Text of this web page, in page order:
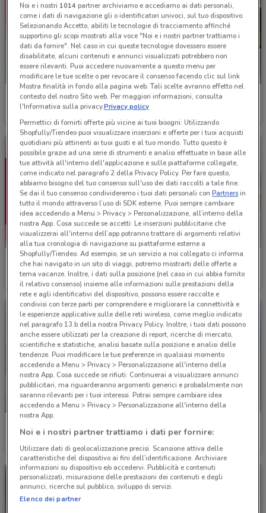
Buffetti Divani & Divani
Thun
Scade il 18/08 1.7 km
Kasanova
Scade il 27/08
-5 GIORNI
Kasanova
Scade giovedì 1.9 km
Permaflex
Scade il 19/08
Noi e i nostri 1014partner archiviamo e accediamo ai dati personali,
come i dati di navigazione gli o identificatori univoci, sul tuo dispositivo.
Selezionando Accetto, abiliti le tecnologie di tracciamento affinché
supportino gli scopi mostrati alla voce "Noi e i nostri partner trattiamo i
dati da fornire". Nel caso in cui queste tecnologie dovessero essere
disabilitate, alcuni contenuti e annunci visualizzati potrebbero non
essere rilevanti. Puoi accedere nuovamente a questo menu per
modificare le tue scelte o per revocare il consenso facendo clic sul link
Mostra finalità in fondo alla pagina web. Tali scelte avranno effetto nel
contesto del nostro Sito web. Per maggiori informazioni, consulta
l'Informativa sulla privacy.Privacy policy
Permettici di fornirti offerte più vicine ai tuoi bisogni: Utilizzando
Shopfully/Tiendeo puoi visualizzare inserzioni e offerte per i tuoi acquisti
quotidiani più attinenti ai tuoi gusti e al tuo mondo. Tutto questo è
possibile grazie ad una serie di strumenti e analisi effettuate in base alle
tue attività all'interno dell'applicazione e sulle piattaforme collegate,
come indicato nel paragrafo 2 della Privacy Policy. Per fare questo,
abbiamo bisogno del tuo consenso sull'uso dei dati raccolti a tale fine.
Se dai il tuo consenso condivideremo i tuoi dati personali conPartnersin
tutto il mondo attraverso l’uso di SDK esterne. Puoi sempre cambiare
idea accedendo a Menu > Privacy > Personalizzazione, all’interno della
nostra App. Cosa succede se accetti: Le inserzioni pubblicitarie che
visualizzerai all'interno dell’app potranno trattare di argomenti relativi
alla tua cronologia di navigazione su piattaforme esterne a
Shopfully/Tiendeo. Ad esempio, se un servizio a noi collegato ci informa
che hai navigato in un sito di viaggi, potremo mostrarti delle offerte a
tema vacanze. Inoltre, i dati sulla posizione (nel caso in cui abbia fornito
il relativo consenso) insieme alle informazioni sulle prestazioni della
rete e agli identificativi del dispositivo, possono essere raccolte e
condivisi con terze parti per comprendere e migliorare la connettività e
le esperienze applicative sulle delle reti wireless, come meglio indicato
nel paragrafo 13.b della nostra Privacy Policy. Inoltre, i tuoi dati possono
anche essere utilizzati per la creazione di report, ricerche di mercato,
scientifiche e statistiche, analisi basate sulla posizione e analisi delle
tendenze. Puoi modificare le tue preferenze in qualsiasi momento
accedendo a Menu > Privacy > Personalizzazione all'interno della
nostra App. Cosa succede se rifiuti: Continuerai a visualizzare annunci
pubblicitari, ma riguarderanno argomenti generici e probabilmente non
saranno rilevanti per i tuoi interessi. Potrai sempre cambiare idea
accedendo a Menu > Privacy > Personalizzazione all'interno della
nostra App.
Noi e i nostri partner trattiamo i dati per fornire:
Utilizzare dati di geolocalizzazione precisi. Scansione attiva delle
caratteristiche del dispositivo ai fini dell’identificazione. Archiviare
informazioni su dispositivo e/o accedervi. Pubblicità e contenuti
personalizzati, misurazione delle prestazioni dei contenuti e degli
annunci, ricerche sul pubblico, sviluppo di servizi.
Elenco dei partner